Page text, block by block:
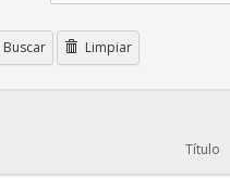
Buscar Limpiar
Título